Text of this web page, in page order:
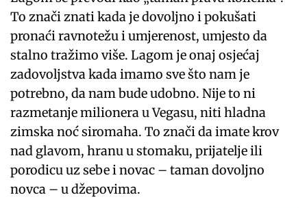
To znači znati kada je dovoljno i pokušati
pronaći ravnotežu i umjerenost, umjesto da
stalno tražimo više. Lagom je onaj osjećaj
zadovoljstva kada imamo sve što nam je
potrebno, da nam bude udobno. Nije to ni
razmetanje milionera u Vegasu, niti hladna
zimska noć siromaha. To znači da imate krov
nad glavom, hranu u stomaku, prijatelje ili
porodicu uz sebe i novac – taman dovoljno
novca – u džepovima.